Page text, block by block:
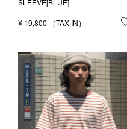
¥ 19,800